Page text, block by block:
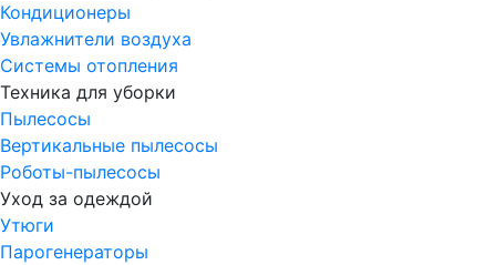
Кондиционеры
Увлажнители воздуха
Системы отопления
Техника для уборки
Пылесосы
Вертикальные пылесосы
Роботы-пылесосы
Уход за одеждой
Утюги
Парогенераторы